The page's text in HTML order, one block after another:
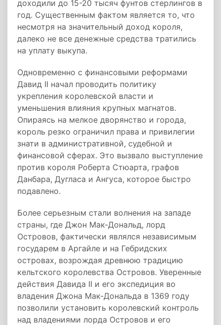
доходили до 15-20 тысяч фунтов стерлингов в
год. Существенным фактом является то, что
несмотря на значительный доход короля,
далеко не все денежные средства тратились
на уплату выкупа.
Одновременно с финансовыми реформами
Давид II начал проводить политику
укрепления королевской власти и
уменьшения влияния крупных магнатов.
Опираясь на мелкое дворянство и города,
король резко ограничил права и привилегии
знати в административной, судебной и
финансовой сферах. Это вызвало выступление
против короля Роберта Стюарта, графов
Данбара, Дугласа и Ангуса, которое быстро
подавлено.
Более серьезным стали волнения на западе
страны, где Джон Мак-Дональд, лорд
Островов, фактически являлся независимым
государем в Аргайле и на Гебридских
островах, возрождая древнюю традицию
кельтского королевства Островов. Уверенные
действия Давида II и его экспедиция во
владения Джона Мак-Дональда в 1369 году
позволили установить королевский контроль
над владениями лорда Островов и его